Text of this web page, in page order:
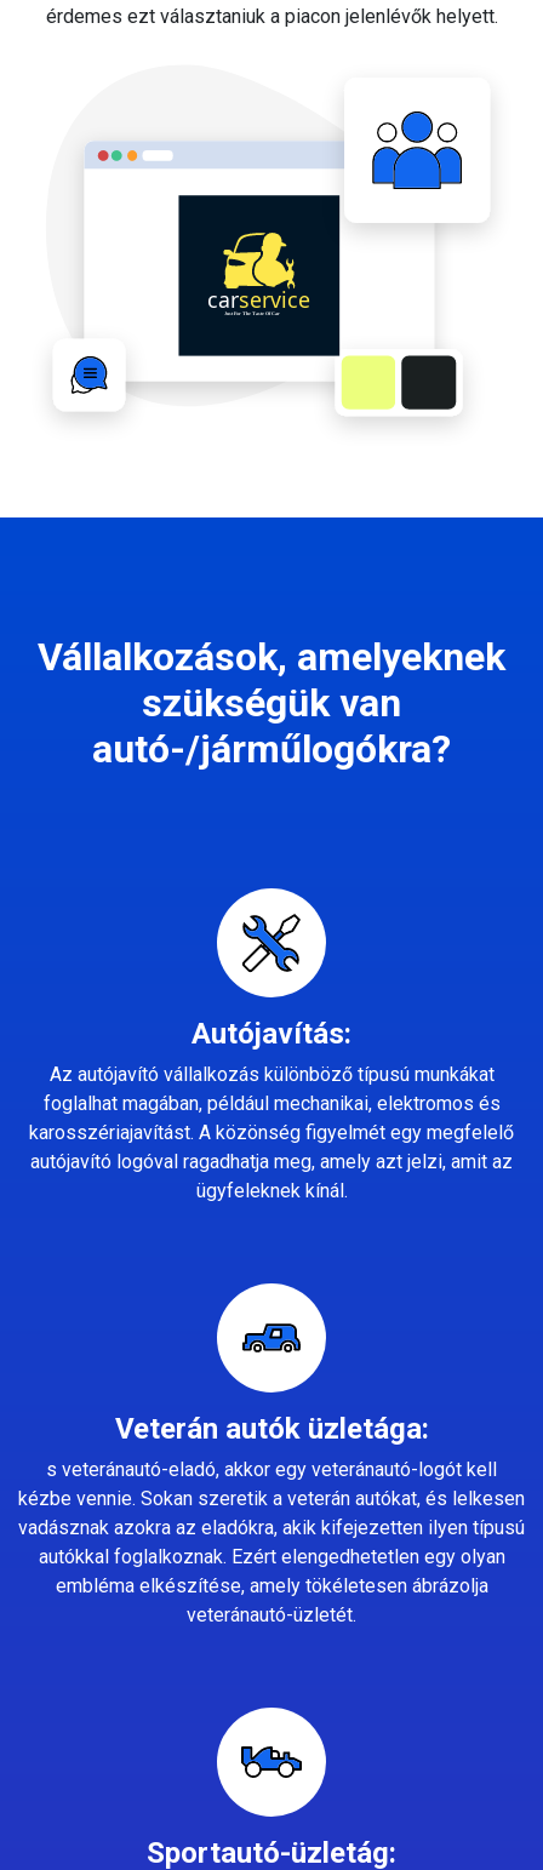
érdemes ezt választaniuk a piacon jelenlévők helyett.
Vállalkozások, amelyeknek
szükségük van
autó-/járműlogókra?
Autójavítás:
Az autójavító vállalkozás különböző típusú munkákat
foglalhat magában, például mechanikai, elektromos és
karosszériajavítást. A közönség figyelmét egy megfelelő
autójavító logóval ragadhatja meg, amely azt jelzi, amit az
ügyfeleknek kínál.
Veterán autók üzletága:
s veteránautó-eladó, akkor egy veteránautó-logót kell
kézbe vennie. Sokan szeretik a veterán autókat, és lelkesen
vadásznak azokra az eladókra, akik kifejezetten ilyen típusú
autókkal foglalkoznak. Ezért elengedhetetlen egy olyan
embléma elkészítése, amely tökéletesen ábrázolja
veteránautó-üzletét.
Sportautó-üzletág: